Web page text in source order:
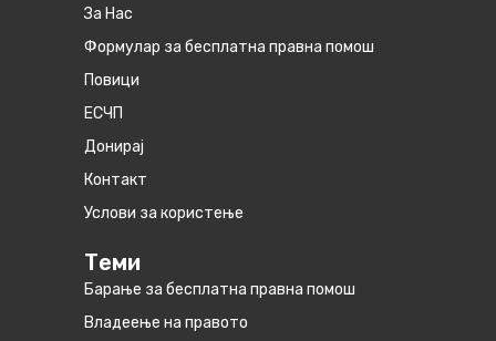
За Нас
Формулар за бесплатна правна помош
Повици
ЕСЧП
Донирај
Контакт
Услови за користење
Теми
Барање за бесплатна правна помош
Владеење на правото